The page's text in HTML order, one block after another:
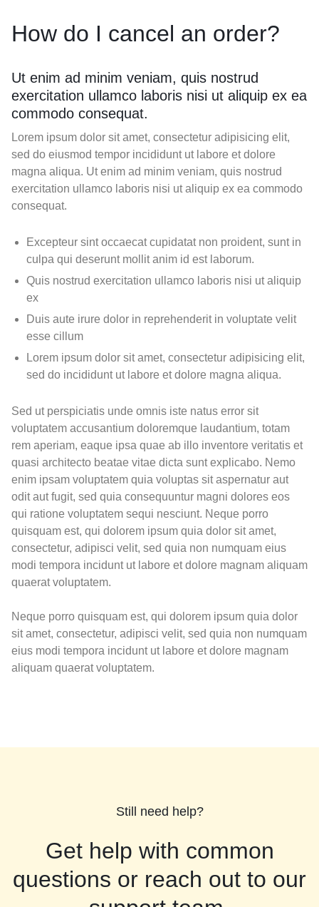
How do I cancel an order?
Ut enim ad minim veniam, quis nostrud
exercitation ullamco laboris nisi ut aliquip ex ea
commodo consequat.
Lorem ipsum dolor sit amet, consectetur adipisicing elit,
sed do eiusmod tempor incididunt ut labore et dolore
magna aliqua. Ut enim ad minim veniam, quis nostrud
exercitation ullamco laboris nisi ut aliquip ex ea commodo
consequat.
Excepteur sint occaecat cupidatat non proident, sunt in
culpa qui deserunt mollit anim id est laborum.
Quis nostrud exercitation ullamco laboris nisi ut aliquip
ex
Duis aute irure dolor in reprehenderit in voluptate velit
esse cillum
Lorem ipsum dolor sit amet, consectetur adipisicing elit,
sed do incididunt ut labore et dolore magna aliqua.
Sed ut perspiciatis unde omnis iste natus error sit
voluptatem accusantium doloremque laudantium, totam
rem aperiam, eaque ipsa quae ab illo inventore veritatis et
quasi architecto beatae vitae dicta sunt explicabo. Nemo
enim ipsam voluptatem quia voluptas sit aspernatur aut
odit aut fugit, sed quia consequuntur magni dolores eos
qui ratione voluptatem sequi nesciunt. Neque porro
quisquam est, qui dolorem ipsum quia dolor sit amet,
consectetur, adipisci velit, sed quia non numquam eius
modi tempora incidunt ut labore et dolore magnam aliquam
quaerat voluptatem.
Neque porro quisquam est, qui dolorem ipsum quia dolor
sit amet, consectetur, adipisci velit, sed quia non numquam
eius modi tempora incidunt ut labore et dolore magnam
aliquam quaerat voluptatem.
Still need help?
Get help with common
questions or reach out to our